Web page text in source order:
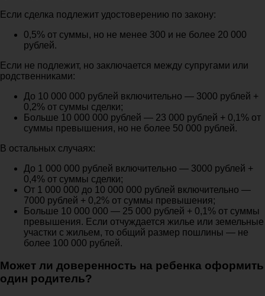
Если сделка подлежит удостоверению по закону:
0,5% от суммы, но не менее 300 и не более 20 000
рублей.
Если не подлежит, но заключается между супругами или
родственниками:
До 10 000 000 рублей включительно — 3000 рублей +
0,2% от суммы сделки;
Больше 10 000 000 рублей — 23 000 рублей + 0,1% от
суммы превышения, но не более 50 000 рублей.
В остальных случаях:
До 1 000 000 рублей включительно — 3000 рублей +
0,4% от суммы сделки;
От 1 000 000 до 10 000 000 рублей включительно —
7000 рублей + 0,2% от суммы превышения;
Больше 10 000 000 — 25 000 рублей + 0,1% от суммы
превышения. Если отчуждается жилье или земельные
участки с жильем, то общий размер пошлины — не
более 100 000 рублей.
Может ли доверенность на ребенка оформить
один родитель?